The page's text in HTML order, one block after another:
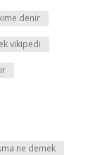
denir
vikipedi
ne demek